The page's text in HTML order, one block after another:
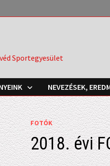
Sportegyesület
NEVEZÉSEK,
FOTÓK
2018. évi